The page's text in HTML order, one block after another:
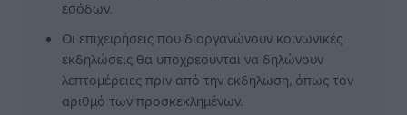
εσόδων.
Οι επιχειρήσεις που διοργανώνουν κοινωνικές
εκδηλώσεις θα υποχρεούνται να δηλώνουν
λεπτομέρειες πριν από την εκδήλωση, όπως τον
αριθμό των προσκεκλημένων.